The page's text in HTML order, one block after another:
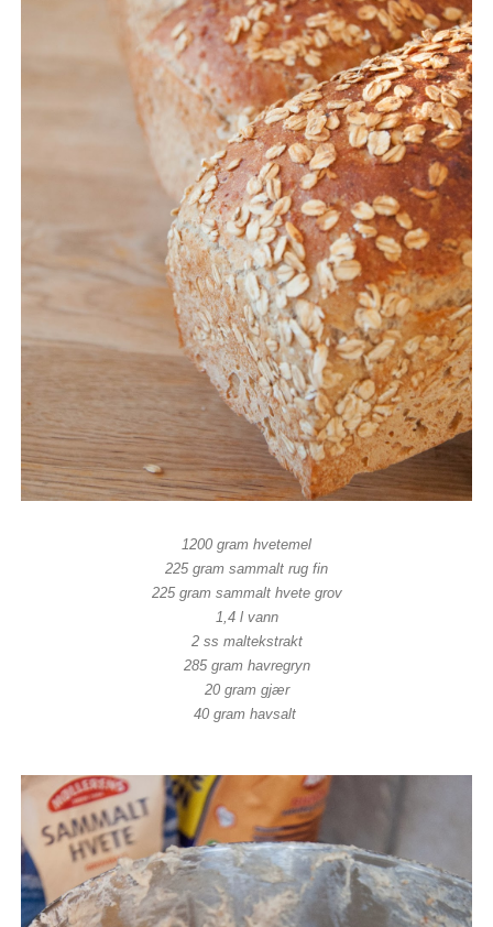
1200 gram hvetemel
225 gram sammalt rug fin
225 gram sammalt hvete grov
1,4 l vann
2 ss maltekstrakt
285 gram havregryn
20 gram gjær
40 gram havsalt